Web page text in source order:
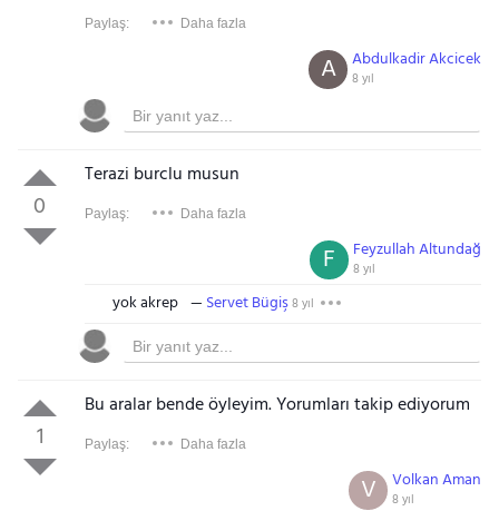
Paylaş: Daha fazla
Abdulkadir Akcicek
8 yıl
A
0
Terazi burclu musun
Paylaş: Daha fazla
Feyzullah Altundağ
8 yıl
F
yok akrep Servet Bügiş8 yıl
1
Bu aralar bende öyleyim. Yorumları takip ediyorum
Paylaş: Daha fazla
Volkan Aman
8 yıl
V